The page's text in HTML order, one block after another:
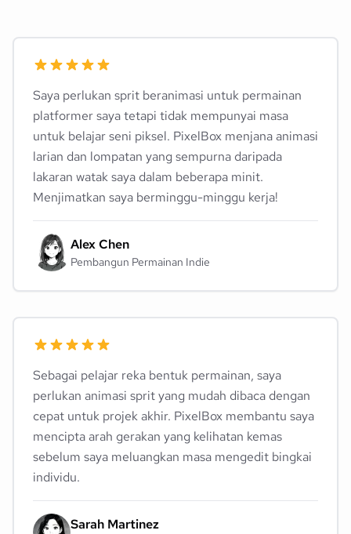
Saya perlukan sprit beranimasi untuk permainan
platformer saya tetapi tidak mempunyai masa
untuk belajar seni piksel. PixelBox menjana animasi
larian dan lompatan yang sempurna daripada
lakaran watak saya dalam beberapa minit.
Menjimatkan saya berminggu-minggu kerja!
Alex Chen
Pembangun Permainan Indie
Sebagai pelajar reka bentuk permainan, saya
perlukan animasi sprit yang mudah dibaca dengan
cepat untuk projek akhir. PixelBox membantu saya
mencipta arah gerakan yang kelihatan kemas
sebelum saya meluangkan masa mengedit bingkai
individu.
Sarah Martinez